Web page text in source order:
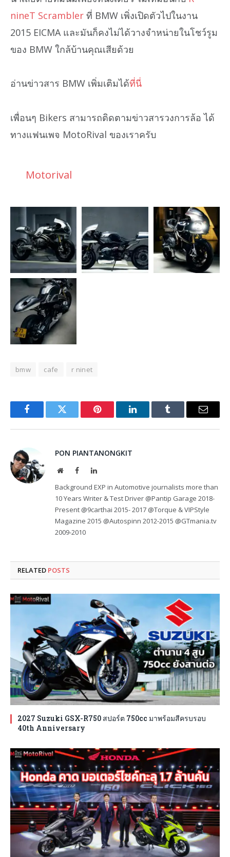
nineT Scrambler ที่ BMW เพิ่งเปิดตัวไปในงาน
2015 EICMA และมันก็คงไม่ได้วางจำหน่ายในโชว์รูม
ของ BMW ใกล้บ้านคุณเสียด้วย
อ่านข่าวสาร BMW เพิ่มเติมได้ที่นี่
เพื่อนๆ Bikers สามารถติดตามข่าวสารวงการล้อ ได้
ทางแฟนเพจ MotoRival ของเราครับ
Motorival
bmw cafe r ninet
FacebookTwitter Pinterest LinkedInTumblr Email
PON PIANTANONGKIT
WebsiteFacebookLinkedIn
Background EXP in Automotive journalists more than
10 Years Writer & Test Driver @Pantip Garage 2018-
Present @9carthai 2015- 2017 @Torque & VIPStyle
Magazine 2015 @Autospinn 2012-2015 @GTmania.tv
2009-2010
RELATED POSTS
2027 Suzuki GSX-R750 สปอร์ต 750cc มาพร้อมสีครบรอบ
40th Anniversary